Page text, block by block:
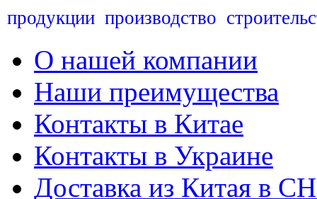
продукции производство
О нашей компании
Наши преимущества
Контакты в Китае
Контакты в Украине
Доставка из Китая в